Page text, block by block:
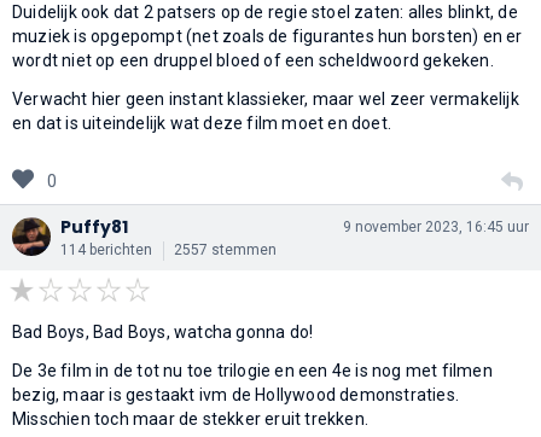
Duidelijk ook dat 2 patsers op de regie stoel zaten: alles blinkt, de
muziek is opgepompt (net zoals de figurantes hun borsten) en er
wordt niet op een druppel bloed of een scheldwoord gekeken.
Verwacht hier geen instant klassieker, maar wel zeer vermakelijk
en dat is uiteindelijk wat deze film moet en doet.
0
Puffy81
114 berichten 2557 stemmen
9 november 2023, 16:45 uur
Bad Boys, Bad Boys, watcha gonna do!
De 3e film in de tot nu toe trilogie en een 4e is nog met filmen
bezig, maar is gestaakt ivm de Hollywood demonstraties.
Misschien toch maar de stekker eruit trekken.